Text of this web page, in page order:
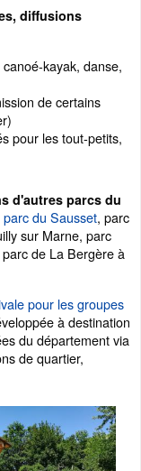
diffusions
kayak, danse,
de certains
pour les tout-petits,
d'autres parcs du
parc du Sausset, parc
sur Marne, parc
de La Bergère à
pour les groupes
à destination
du département via
de quartier,